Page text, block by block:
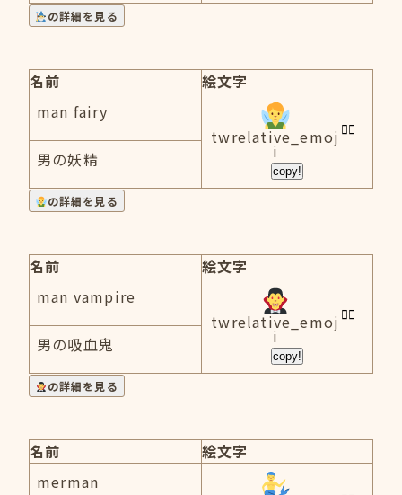
の詳細を見る
名前
絵文字
man fairy
twrelative_emoj
i
copy!
男の妖精
の詳細を見る
名前
絵文字
man vampire
twrelative_emoj
i
copy!
男の吸血鬼
の詳細を見る
名前
絵文字
merman